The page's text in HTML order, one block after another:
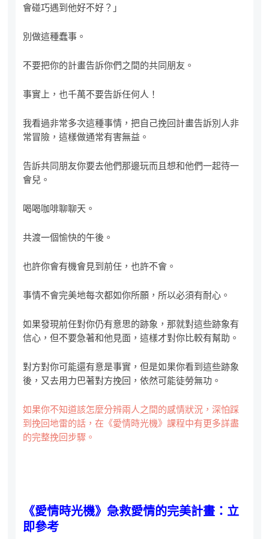
會碰巧遇到他好不好？」
別做這種蠢事。
不要把你的計畫告訴你們之間的共同朋友。
事實上，也千萬不要告訴任何人！
我看過非常多次這種事情，把自己挽回計畫告訴別人非
常冒險，這樣做通常有害無益。
告訴共同朋友你要去他們那邊玩而且想和他們一起待一
會兒。
喝喝咖啡聊聊天。
共渡一個愉快的午後。
也許你會有機會見到前任，也許不會。
事情不會完美地每次都如你所願，所以必須有耐心。
如果發現前任對你仍有意思的跡象，那就對這些跡象有
信心，但不要急著和他見面，這樣才對你比較有幫助。
對方對你可能還有意是事實，但是如果你看到這些跡象
後，又去用力巴著對方挽回，依然可能徒勞無功。
如果你不知道該怎麼分辨兩人之間的感情狀況，深怕踩
到挽回地雷的話，在《愛情時光機》課程中有更多詳盡
的完整挽回步驟。
《愛情時光機》急救愛情的完美計畫：立
即參考